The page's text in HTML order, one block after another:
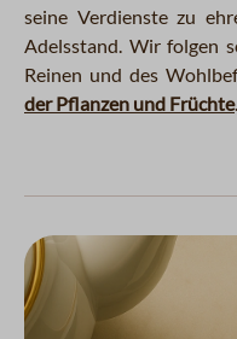
seine Verdienste zu
Adelsstand. Wir folgen
Reinen und des
der Pflanzen und Früchte.